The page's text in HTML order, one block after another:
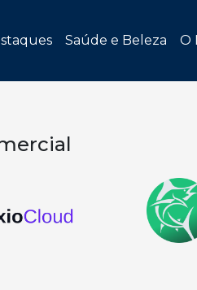
Saúde e Beleza O